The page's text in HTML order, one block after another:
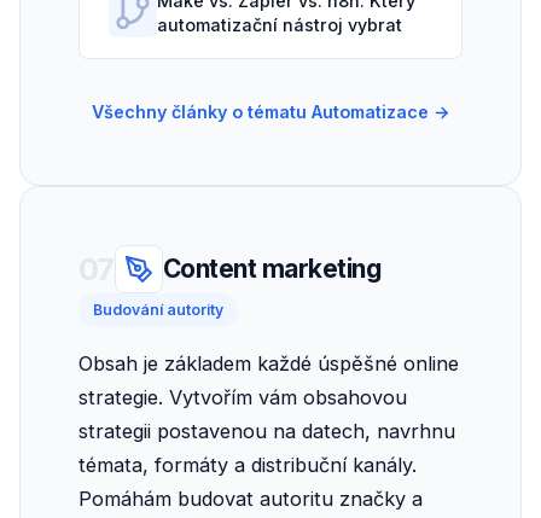
automatizační nástroj vybrat
Všechny články o tématu Automatizace →
Content marketing
Budování autority
Obsah je základem každé úspěšné online
strategie. Vytvořím vám obsahovou
strategii postavenou na datech, navrhnu
témata, formáty a distribuční kanály.
Pomáhám budovat autoritu značky a